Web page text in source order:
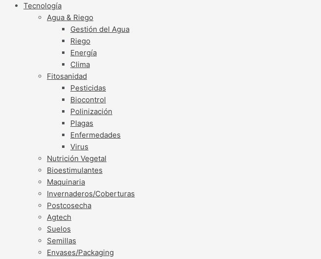
Tecnología
Agua & Riego
Gestión del Agua
Riego
Energía
Clima
Fitosanidad
Pesticidas
Biocontrol
Polinización
Plagas
Enfermedades
Virus
Nutrición Vegetal
Bioestimulantes
Maquinaria
Invernaderos/Coberturas
Postcosecha
Agtech
Suelos
Semillas
Envases/Packaging